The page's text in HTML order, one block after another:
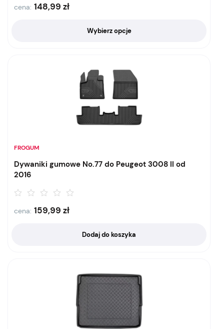
cena: 148,99 zł
Wybierz opcje
FROGUM
Dywaniki gumowe No.77 do Peugeot 3008 II od
2016
cena: 159,99 zł
Dodaj do koszyka